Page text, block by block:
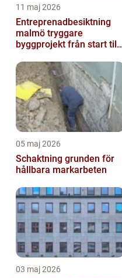
11 maj 2026
Entreprenadbesiktning
malmö tryggare
byggprojekt från start till
05 maj 2026
Schaktning grunden för
hållbara markarbeten
03 maj 2026